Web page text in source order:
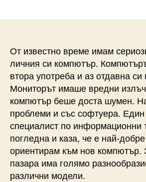
От известно време имам
личния си компютър.
втора употреба и аз отдавна си
Мониторът имаше вредни
компютър беше доста шумен.
проблеми и със софтуера.
специалист по информационни
погледна и каза, че е най-
ориентирам към нов компютър.
пазара има голямо
различни модели.